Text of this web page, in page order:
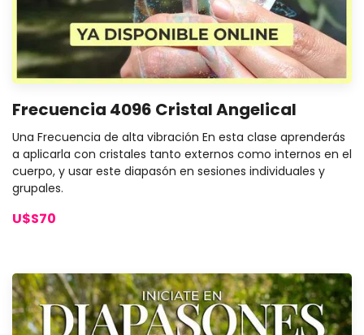
Frecuencia 4096 Cristal Angelical
Una Frecuencia de alta vibración En esta clase aprenderás
a aplicarla con cristales tanto externos como internos en el
cuerpo, y usar este diapasón en sesiones individuales y
grupales.
U$S70